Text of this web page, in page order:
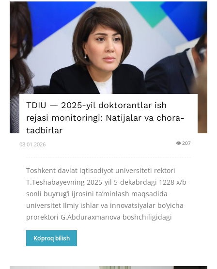
TDIU — 2025-yil doktorantlar ish
rejasi monitoringi: Natijalar va chora-
tadbirlar
08.01.2026 👁 207
Toshkent davlat iqtisodiyot universiteti rektori
T.Teshabayevning 2025-yil 5-dekabrdagi 1228 x/b-
sonli buyrug‘i ijrosini ta’minlash maqsadida
universitet Ilmiy ishlar va innovatsiyalar bo‘yicha
prorektori G.Abduraxmanova boshchiligidagi
Ko'proq bilish